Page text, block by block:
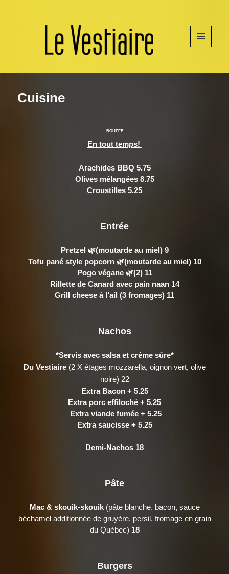
Cuisine
BOUFFE
En tout temps!
Arachides BBQ 5.75
Olives mélangées 8.75
Croustilles 5.25
Entrée
Pretzel 🌿(moutarde au miel) 9
Tofu pané style popcorn 🌿(moutarde au miel) 10
Pogo végane 🌿(2) 11
Rillette de Canard avec pain naan 14
Grill cheese à l’ail (3 fromages) 11
Nachos
*Servis avec salsa et crème sûre*
Du Vestiaire(2 X étages mozzarella, oignon vert, olive
noire) 22
Extra Bacon + 5.25
Extra porc effiloché + 5.25
Extra viande fumée + 5.25
Extra saucisse + 5.25
Demi-Nachos 18
Pâte
Mac & skouik-skouik (pâte blanche, bacon, sauce
béchamel additionnée de gruyère, persil, fromage en grain
du Québec) 18
Burgers